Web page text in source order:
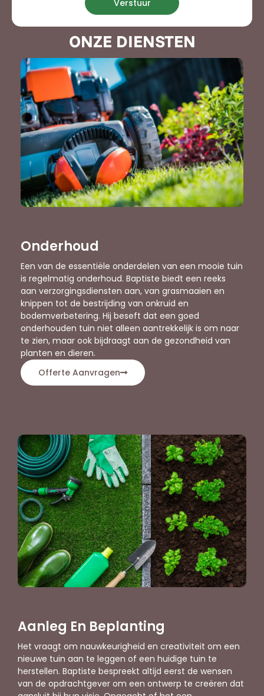
Verstuur
ONZE DIENSTEN
Onderhoud
Een van de essentiële onderdelen van een mooie tuin
is regelmatig onderhoud. Baptiste biedt een reeks
aan verzorgingsdiensten aan, van grasmaaien en
knippen tot de bestrijding van onkruid en
bodemverbetering. Hij beseft dat een goed
onderhouden tuin niet alleen aantrekkelijk is om naar
te zien, maar ook bijdraagt aan de gezondheid van
planten en dieren.
Offerte Aanvragen
Aanleg En Beplanting
Het vraagt om nauwkeurigheid en creativiteit om een
nieuwe tuin aan te leggen of een huidige tuin te
herstellen. Baptiste bespreekt altijd eerst de wensen
van de opdrachtgever om een ontwerp te creëren dat